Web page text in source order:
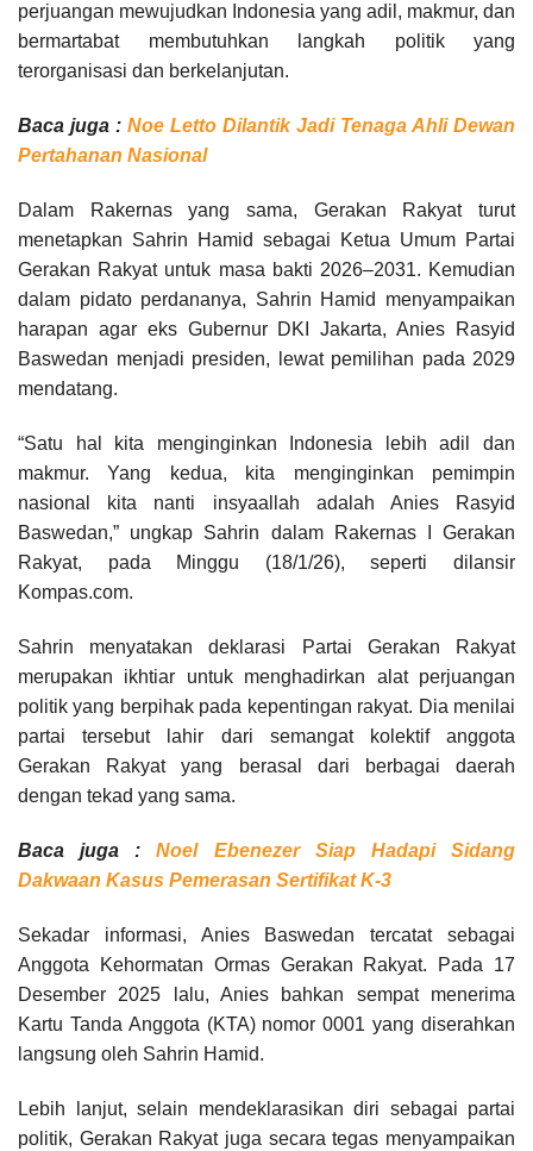
perjuangan mewujudkan Indonesia yang adil, makmur, dan
bermartabat membutuhkan langkah politik yang
terorganisasi dan berkelanjutan.
Baca juga : Noe Letto Dilantik Jadi Tenaga Ahli Dewan
Pertahanan Nasional
Dalam Rakernas yang sama, Gerakan Rakyat turut
menetapkan Sahrin Hamid sebagai Ketua Umum Partai
Gerakan Rakyat untuk masa bakti 2026–2031. Kemudian
dalam pidato perdananya, Sahrin Hamid menyampaikan
harapan agar eks Gubernur DKI Jakarta, Anies Rasyid
Baswedan menjadi presiden, lewat pemilihan pada 2029
mendatang.
“Satu hal kita menginginkan Indonesia lebih adil dan
makmur. Yang kedua, kita menginginkan pemimpin
nasional kita nanti insyaallah adalah Anies Rasyid
Baswedan,” ungkap Sahrin dalam Rakernas I Gerakan
Rakyat, pada Minggu (18/1/26), seperti dilansir
Kompas.com.
Sahrin menyatakan deklarasi Partai Gerakan Rakyat
merupakan ikhtiar untuk menghadirkan alat perjuangan
politik yang berpihak pada kepentingan rakyat. Dia menilai
partai tersebut lahir dari semangat kolektif anggota
Gerakan Rakyat yang berasal dari berbagai daerah
dengan tekad yang sama.
Baca juga :Noel Ebenezer Siap Hadapi Sidang
Dakwaan Kasus Pemerasan Sertifikat K-3
Sekadar informasi, Anies Baswedan tercatat sebagai
Anggota Kehormatan Ormas Gerakan Rakyat. Pada 17
Desember 2025 lalu, Anies bahkan sempat menerima
Kartu Tanda Anggota (KTA) nomor 0001 yang diserahkan
langsung oleh Sahrin Hamid.
Lebih lanjut, selain mendeklarasikan diri sebagai partai
politik, Gerakan Rakyat juga secara tegas menyampaikan